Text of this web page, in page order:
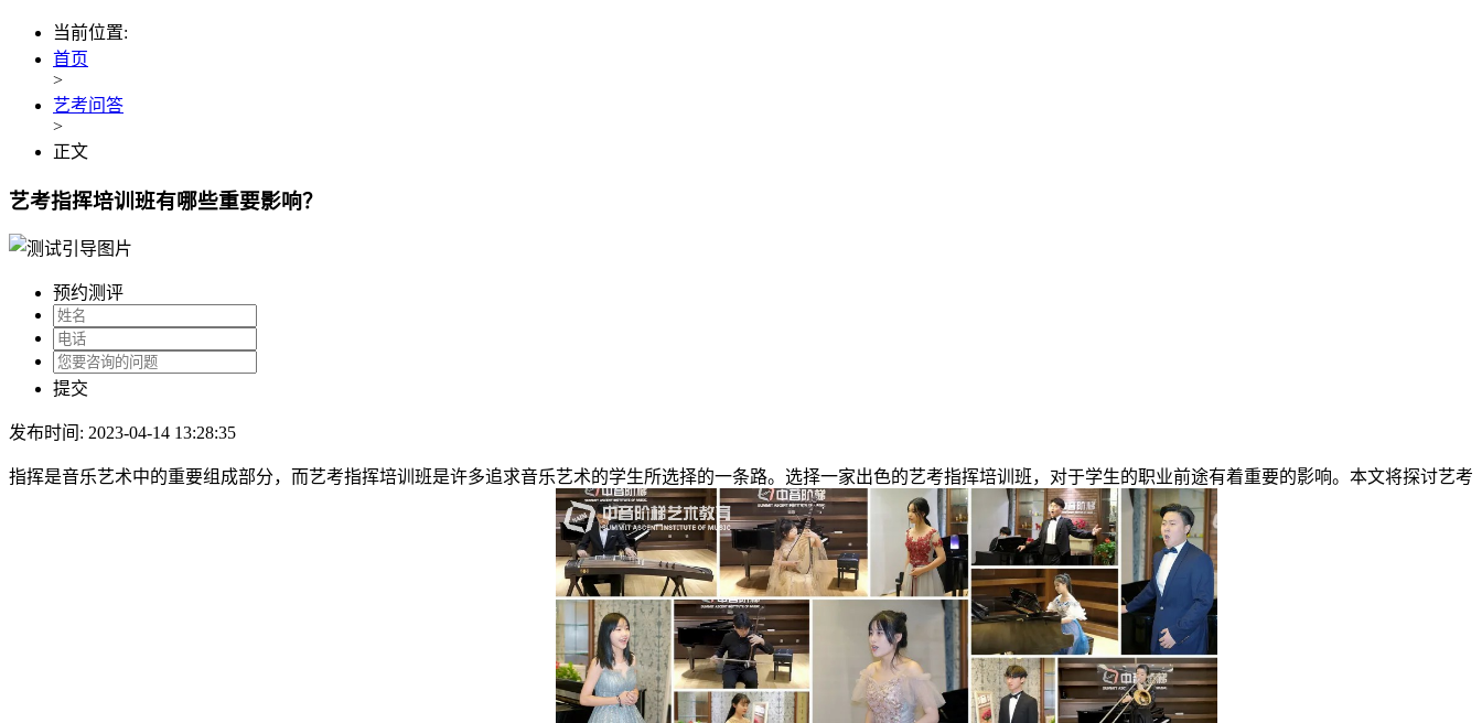
当前位置:
首页
>
艺考问答
>
正文
艺考指挥培训班有哪些重要影响？
预约测评
提交
发布时间: 2023-04-14 13:28:35
指挥是音乐艺术中的重要组成部分，而艺考指挥培训班是许多追求音乐艺术的学生所选择的一条路。选择一家出色的艺考指挥培训班，对于学生的职业前途有着重要的影响。本文将探讨艺考